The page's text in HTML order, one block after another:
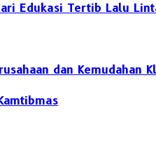
Edukasi Tertib Lalu
dan Kemudahan